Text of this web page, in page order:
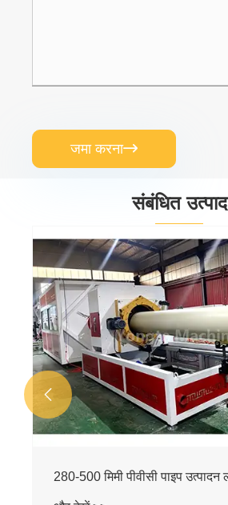
जमा करना
संबंधित उत्पाद
पीवीसी पाइप मशीन
और देखें >>
